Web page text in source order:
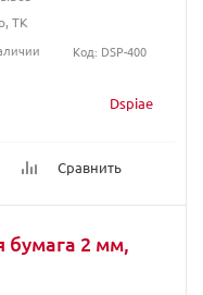
Dspiae
Сравнить
ТК
Код: DSP-400
бумага 2 мм,